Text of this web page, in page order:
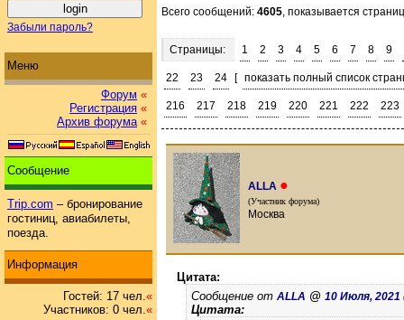
Забыли пароль?
Меню
Форум «
Регистрация «
Архив форума «
Сообщение
Trip.com – бронирование
гостиниц, авиабилеты,
поезда.
Информация
Гостей: 17 чел.«
Участников: 0 чел.«
Всего сообщений: 4605, показывается
Страницы: 1 2 3 4 5 6 7 8 9
22 23 24 [ показать полный список
216 217 218 219 220 221 222 223
ALLA ●
(Участник форума)
Москва
Цитата:
Сообщение от ALLA @ 10 Июля, 2021
Цитата: